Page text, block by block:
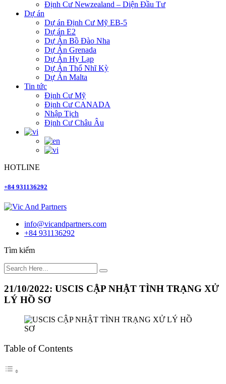
Định Cư Newzealand – Diện Đầu Tư
Dự án
Dự án Định Cư Mỹ EB-5
Dự án E2
Dự Án Bồ Đào Nha
Dự Án Grenada
Dự Án Hy Lạp
Dự Án Thổ Nhĩ Kỳ
Dự Án Malta
Tin tức
Định Cư Mỹ
Định Cư CANADA
Nhập Tịch
Định Cư Châu Âu
HOTLINE
+84 931136292
info@vicandpartners.com
+84 931136292
Tìm kiếm
21/10/2022: USCIS CẬP NHẬT TÌNH TRẠNG XỬ
LÝ HỒ SƠ
Table of Contents